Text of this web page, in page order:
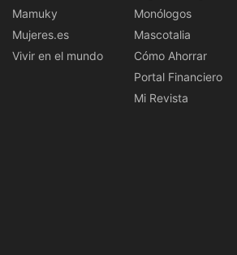
Mamuky
Mujeres.es
Vivir en el mundo
Monólogos
Mascotalia
Cómo Ahorrar
Portal Financiero
Mi Revista